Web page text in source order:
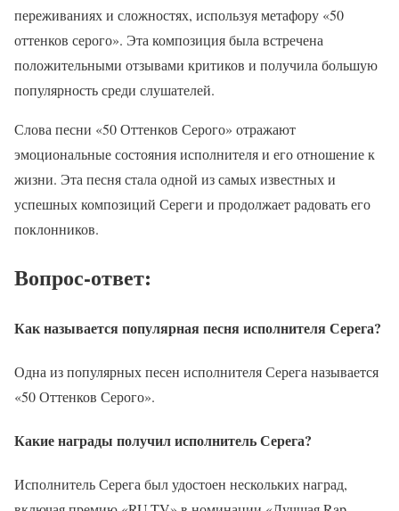
переживаниях и сложностях, используя метафору «50
оттенков серого». Эта композиция была встречена
положительными отзывами критиков и получила большую
популярность среди слушателей.
Слова песни «50 Оттенков Серого» отражают
эмоциональные состояния исполнителя и его отношение к
жизни. Эта песня стала одной из самых известных и
успешных композиций Сереги и продолжает радовать его
поклонников.
Вопрос-ответ:
Как называется популярная песня исполнителя Серега?
Одна из популярных песен исполнителя Серега называется
«50 Оттенков Серого».
Какие награды получил исполнитель Серега?
Исполнитель Серега был удостоен нескольких наград,